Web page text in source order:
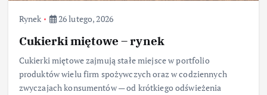
Rynek 26 lutego, 2026
Cukierki miętowe – rynek
Cukierki miętowe zajmują stałe miejsce w portfolio
produktów wielu firm spożywczych oraz w codziennych
zwyczajach konsumentów — od krótkiego odświeżenia